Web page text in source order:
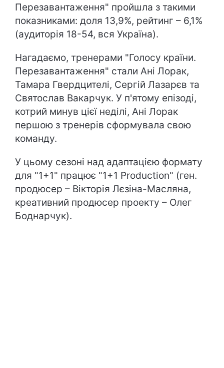
Перезавантаження" пройшла з такими
показниками: доля 13,9%, рейтинг – 6,1%
(аудиторія 18-54, вся Україна).
Нагадаємо, тренерами "Голосу країни.
Перезавантаження" стали Ані Лорак,
Тамара Гвердцителі, Сергій Лазарєв та
Святослав Вакарчук. У п'ятому епізоді,
котрий минув цієї неділі, Ані Лорак
першою з тренерів сформувала свою
команду.
У цьому сезоні над адаптацією формату
для "1+1" працює "1+1 Production" (ген.
продюсер – Вікторія Лєзіна-Масляна,
креативний продюсер проекту – Олег
Боднарчук).